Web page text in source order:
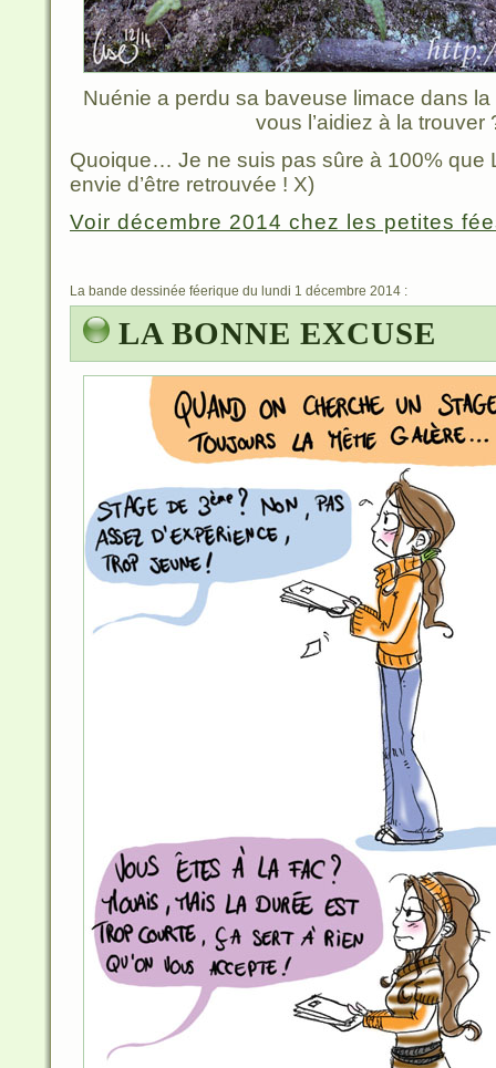
Nuénie a perdu sa baveuse limace dans
vous l’aidiez à la trouver
Quoique… Je ne suis pas sûre à 100% que
envie d’être retrouvée ! X)
Voir décembre 2014 chez les petites
La bande dessinée féerique du lundi 1 décembre 2014 :
LA BONNE EXCUSE